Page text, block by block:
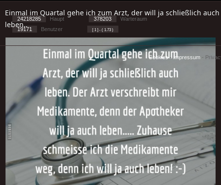
Einmal im Quartal gehe ich zum Arzt, der will ja schließlich auch
leben..
24218285 Haupt 378203
Warteraum
19171
Benutzer [ 1 ] - ( 1.73 )
Cookies- Impressum -